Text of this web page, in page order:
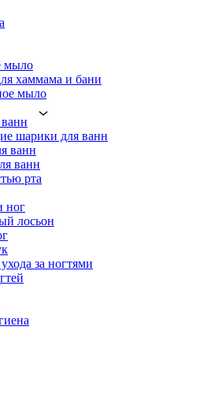
мыло
хаммама и бани
мыло
шарики для ванн
ванн
ванн
рта
ног
лосьон
за ногтями